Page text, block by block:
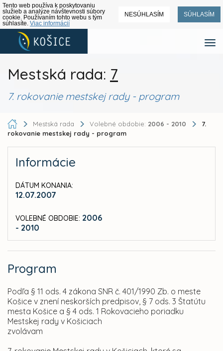
Tento web používa k poskytovaniu
služieb a analýze návštevnosti súbory
cookie. Používaním tohto webu s tým
súhlasíte. Viac informácií
NESÚHLASÍM SÚHLASÍM
Mestská rada: 7
7. rokovanie mestskej rady - program
Mestská rada Volebné obdobie: 2006 - 2010
7.
rokovanie mestskej rady - program
Informácie
DÁTUM KONANIA:
12.07.2007
VOLEBNÉ OBDOBIE: 2006
- 2010
Program
Podľa § 11 ods. 4 zákona SNR č. 401/1990 Zb. o meste
Košice v znení neskorších predpisov, § 7 ods. 3 Štatútu
mesta Košice a § 4 ods. 1 Rokovacieho poriadku
Mestskej rady v Košiciach
zvolávam